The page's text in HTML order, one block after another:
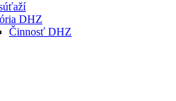
DHZ
Činnosť DHZ